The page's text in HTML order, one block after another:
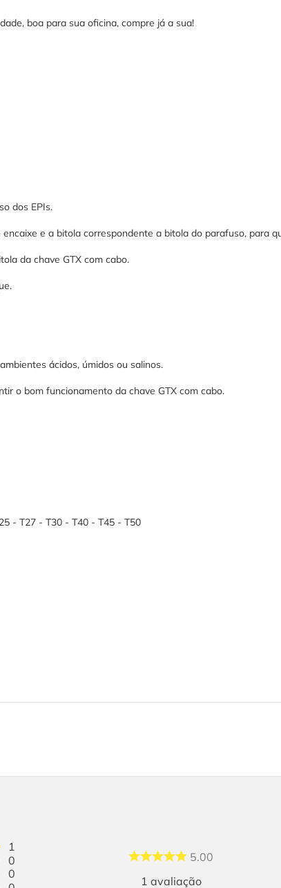
boa para sua oficina, compre já a sua!
dos EPIs.
e a bitola correspondente a bitola do parafuso, para
da chave GTX com cabo.
ácidos, úmidos ou salinos.
o bom funcionamento da chave GTX com cabo.
- T27 - T30 - T40 - T45 - T50
1
0
0
5.00
1 avaliação